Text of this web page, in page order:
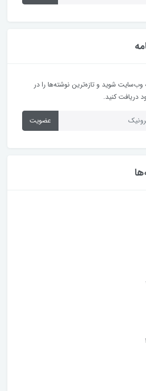
وب‌سایت شوید و تازه‌ترین نوشته‌ها را در
دریافت کنید.
عضویت